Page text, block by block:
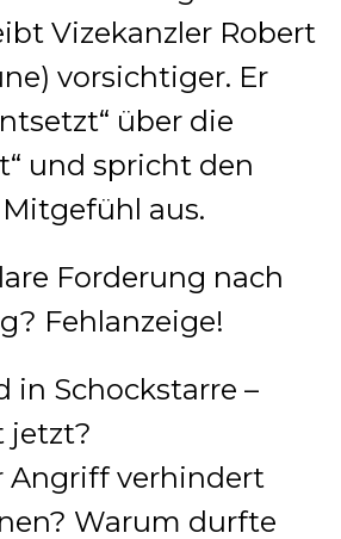
Vizekanzler Robert
vorsichtiger. Er
über die
und spricht den
aus.
Forderung nach
Fehlanzeige!
in Schockstarre –
jetzt?
Angriff verhindert
Warum durfte